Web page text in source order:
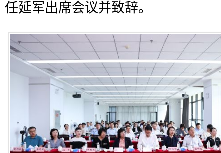
任延军出席会议并致辞。